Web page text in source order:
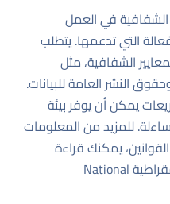
الشفافية في العمل
التي تدعمها. يتطلب
الشفافية، مثل
النشر العامة للبيانات.
يمكن أن يوفر بيئة
للمزيد من المعلومات
يمكنك قراءة
National